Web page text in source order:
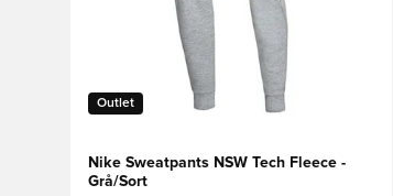
Outlet
Nike Sweatpants NSW Tech Fleece -
Grå/Sort